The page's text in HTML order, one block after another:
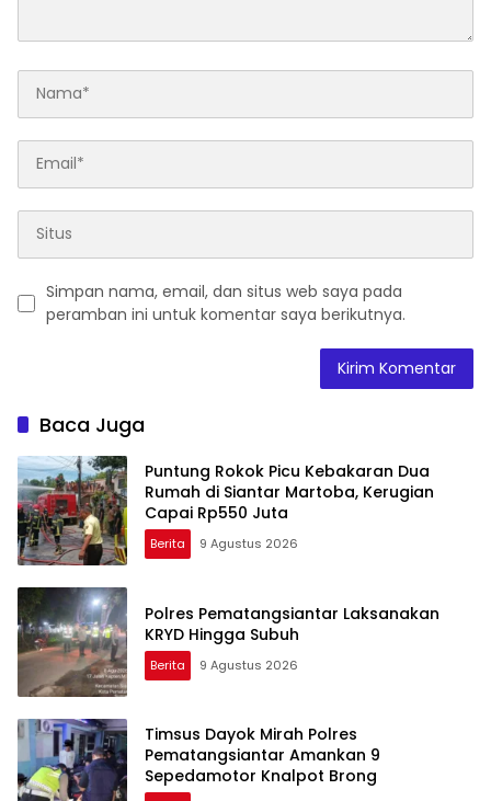
Simpan nama, email, dan situs web saya pada
peramban ini untuk komentar saya berikutnya.
Baca Juga
Puntung Rokok Picu Kebakaran Dua
Rumah di Siantar Martoba, Kerugian
Capai Rp550 Juta
Berita 9 Agustus 2026
Polres Pematangsiantar Laksanakan
KRYD Hingga Subuh
Berita 9 Agustus 2026
Timsus Dayok Mirah Polres
Pematangsiantar Amankan 9
Sepedamotor Knalpot Brong